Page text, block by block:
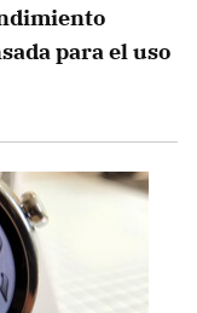
para el uso